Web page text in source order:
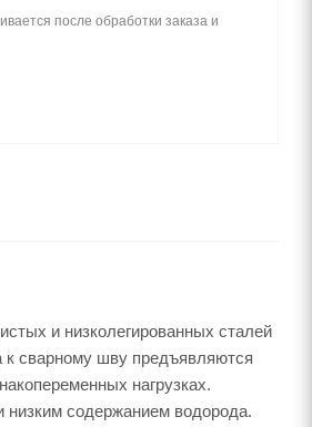
после обработки заказа и
и низколегированных сталей
к сварному шву предъявляются
нагрузках.
низким содержанием водорода.